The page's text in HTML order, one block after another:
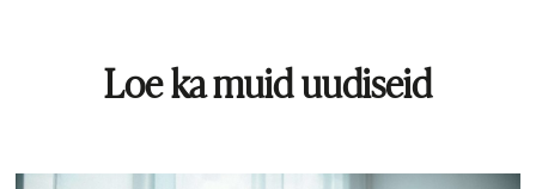
Loe ka muid uudiseid